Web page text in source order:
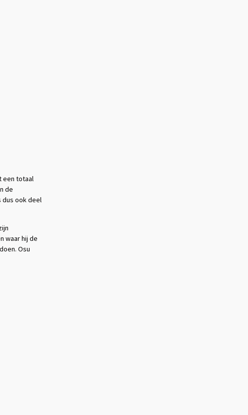
een totaal
de
dus ook deel
waar hij de
Osu